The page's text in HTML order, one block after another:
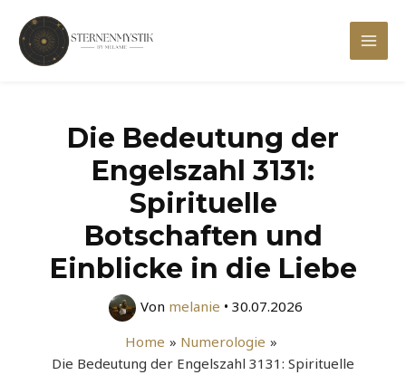
Inhalt
springen
Main
Die Bedeutung der
Engelszahl 3131:
Spirituelle
Botschaften und
Einblicke in die Liebe
Von melanie • 30.07.2026
Home
Numerologie
Die Bedeutung der Engelszahl 3131: Spirituelle